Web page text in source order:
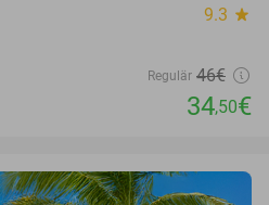
9.3 star
Regulär 46€
34,50€